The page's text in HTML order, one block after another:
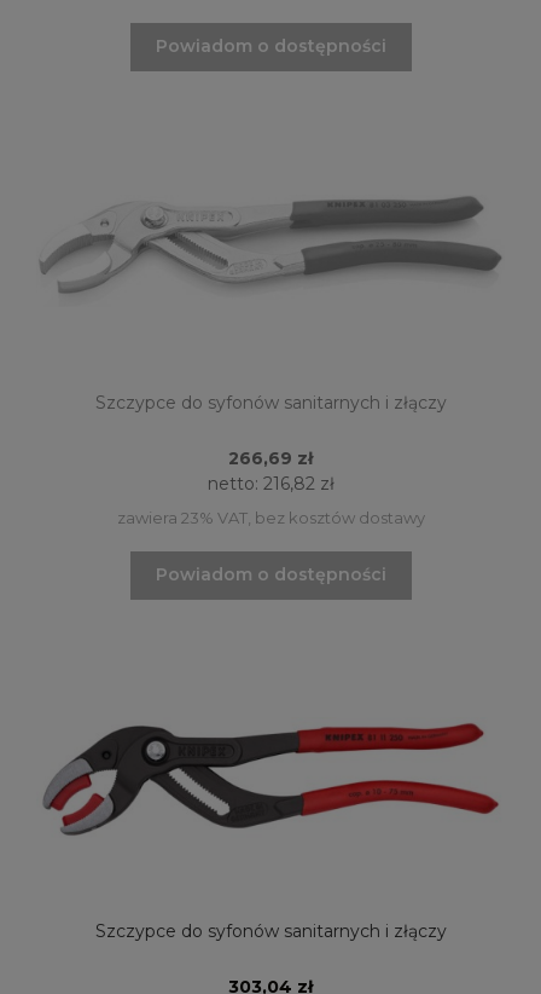
Powiadom o dostępności
Szczypce do syfonów sanitarnych i złączy
266,69 zł
netto: 216,82 zł
zawiera 23% VAT, bez kosztów dostawy
Powiadom o dostępności
Szczypce do syfonów sanitarnych i złączy
303,04 zł